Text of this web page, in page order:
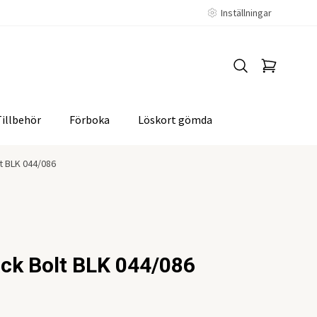
Inställningar
Förboka Löskort gömda
044/086
Bolt BLK 044/086